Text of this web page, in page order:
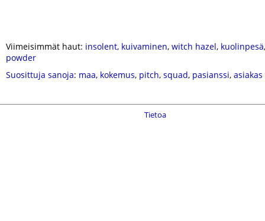
Viimeisimmät haut: insolent, kuivaminen, witch hazel, kuolinpesä
powder
Suosittuja sanoja: maa, kokemus, pitch, squad, pasianssi, asiakas
Tietoa